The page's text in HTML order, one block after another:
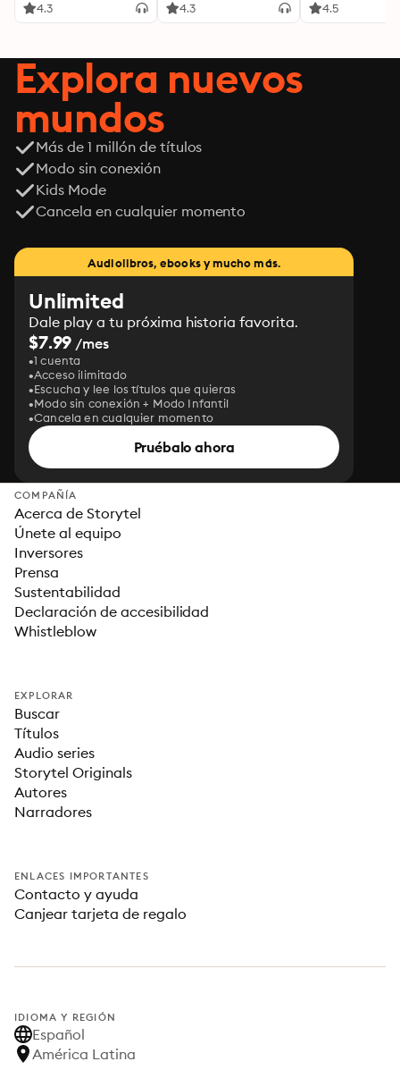
4.3 4.3 4.5
Explora nuevos
mundos
Más de 1 millón de títulos
Modo sin conexión
Kids Mode
Cancela en cualquier momento
Audiolibros, ebooks y mucho más.
Unlimited
Dale play a tu próxima historia favorita.
$7.99 /mes
1 cuenta
Acceso ilimitado
Escucha y lee los títulos que quieras
Modo sin conexión + Modo Infantil
Cancela en cualquier momento
Pruébalo ahora
COMPAÑÍA
Acerca de Storytel
Únete al equipo
Inversores
Prensa
Sustentabilidad
Declaración de accesibilidad
Whistleblow
EXPLORAR
Buscar
Títulos
Audio series
Storytel Originals
Autores
Narradores
ENLACES IMPORTANTES
Contacto y ayuda
Canjear tarjeta de regalo
IDIOMA Y REGIÓN
Español
América Latina